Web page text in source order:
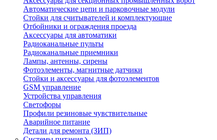
Автоматические цепи и парковочные модули
Стойки для считывателей и комплектующие
Отбойники и ограждения проезда
Аксессуары для автоматики
Радиоканальные пульты
Радиоканальные приемники
Лампы, антенны, сирены
Фотоэлементы, магнитные датчики
Стойки и аксессуары для фотоэлементов
GSM управление
Устройства управления
Светофоры
Профили резиновые чувствительные
Аварийное питание
Детали для ремонта (ЗИП)